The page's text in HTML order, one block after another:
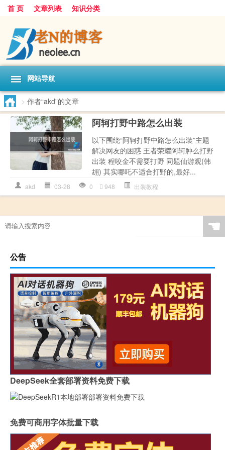
首 页 文章列表 知识分类
网站导航
> 作者“akd”的文章
阿轲打野中路怎么出装
以下围绕“阿轲打野中路怎么出装”主题
解决网友的困惑 王者荣耀阿轲肿么打野
出装 程咬金不需要打野 同题仙游观(韩
翃) 其实哪吒不适合打野的,最好...
akd 03-28 0 948 出装教程
☚
公告
DeepSeek全套部署资料免费下载
免费可商用字体批量下载